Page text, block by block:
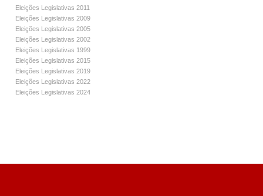
Eleições Legislativas 2011
Eleições Legislativas 2009
Eleições Legislativas 2005
Eleições Legislativas 2002
Eleições Legislativas 1999
Eleições Legislativas 2015
Eleições Legislativas 2019
Eleições Legislativas 2022
Eleições Legislativas 2024